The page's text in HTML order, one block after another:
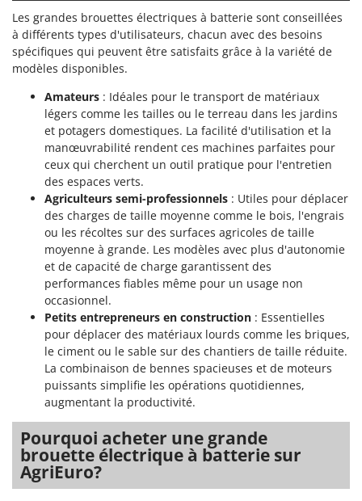
Les grandes brouettes électriques à batterie sont conseillées
à différents types d'utilisateurs, chacun avec des besoins
spécifiques qui peuvent être satisfaits grâce à la variété de
modèles disponibles.
Amateurs : Idéales pour le transport de matériaux
légers comme les tailles ou le terreau dans les jardins
et potagers domestiques. La facilité d'utilisation et la
manœuvrabilité rendent ces machines parfaites pour
ceux qui cherchent un outil pratique pour l'entretien
des espaces verts.
Agriculteurs semi-professionnels : Utiles pour déplacer
des charges de taille moyenne comme le bois, l'engrais
ou les récoltes sur des surfaces agricoles de taille
moyenne à grande. Les modèles avec plus d'autonomie
et de capacité de charge garantissent des
performances fiables même pour un usage non
occasionnel.
Petits entrepreneurs en construction : Essentielles
pour déplacer des matériaux lourds comme les briques,
le ciment ou le sable sur des chantiers de taille réduite.
La combinaison de bennes spacieuses et de moteurs
puissants simplifie les opérations quotidiennes,
augmentant la productivité.
Pourquoi acheter une grande
brouette électrique à batterie sur
AgriEuro?